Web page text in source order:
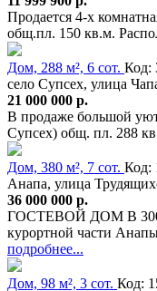
Продается 4-х
общ.пл. 150 кв.м.
Дом, 288 м², 6 сот. Код:
село Супсех, улица
21 000 000 р.
В продаже большой
Супсех) общ. пл. 288
Дом, 380 м², 7 сот. Код:
Анапа, улица
36 000 000 р.
ГОСТЕВОЙ ДОМ В
курортной части
подробнее...
Дом, 98 м², 3 сот. Код: